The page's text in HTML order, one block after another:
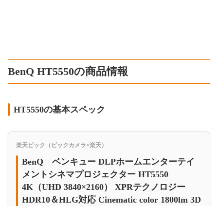
BenQ HT5550の商品情報
HT5550の基本スペック
楽天ビック（ビックカメラ×楽天）
BenQ ベンキュー DLPホームエンターテイ
メントシネマプロジェクター HT5550
4K（UHD 3840×2160） XPRテクノロジー
HDR10＆HLG対応 Cinematic color 1800lm 3D